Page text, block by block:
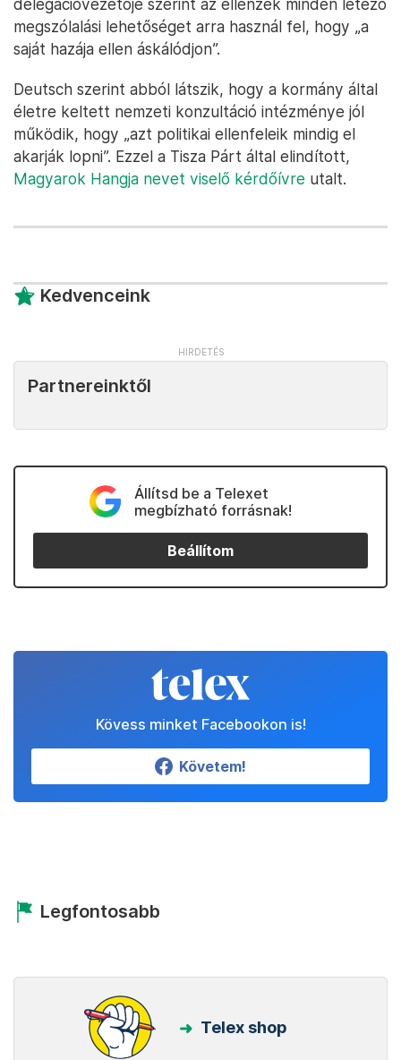
delegációvezetője szerint az ellenzék minden létező
megszólalási lehetőséget arra használ fel, hogy „a
saját hazája ellen áskálódjon”.
Deutsch szerint abból látszik, hogy a kormány által
életre keltett nemzeti konzultáció intézménye jól
működik, hogy „azt politikai ellenfeleik mindig el
akarják lopni”. Ezzel a Tisza Párt által elindított,
Magyarok Hangja nevet viselő kérdőívre utalt.
Kedvenceink
Partnereinktől
Állítsd be a Telexet
megbízható forrásnak!
Beállítom
Kövess minket Facebookon is!
Követem!
Legfontosabb
Telex shop